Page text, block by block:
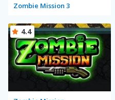
Zombie Mission 3
4.4